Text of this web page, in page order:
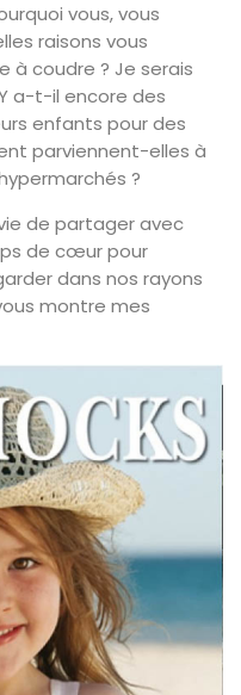
vous, vous
raisons vous
à coudre ? Je serais
a-t-il encore des
enfants pour des
parviennent-elles à
?
de partager avec
de cœur pour
dans nos rayons
montre mes